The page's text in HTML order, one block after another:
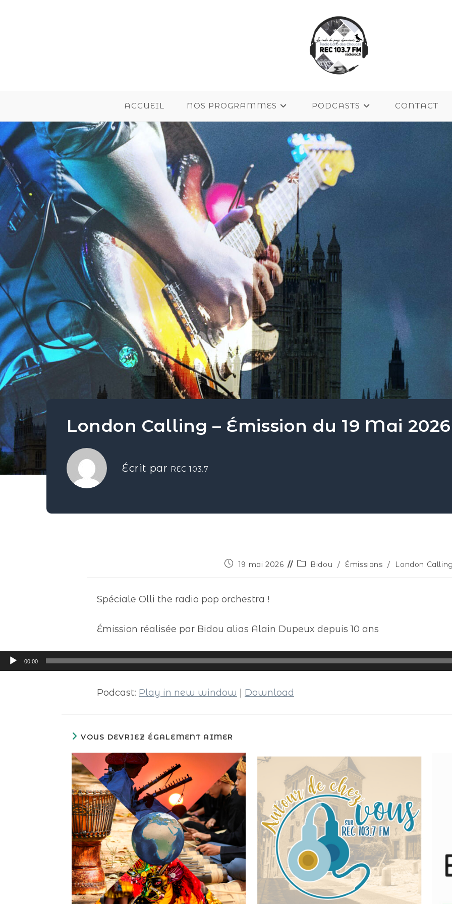
ACCUEIL NOS PROGRAMMES PODCASTS CONTACT
London Calling – Émission du 19 Mai 2026
Écrit par REC 103.7
19 mai 2026 Bidou / Émissions / London Calling
Spéciale Olli the radio pop orchestra !
Émission réalisée par Bidou alias Alain Dupeux depuis 10 ans
Lecteur
audio
00:00
Podcast: Play in new window Download
VOUS DEVRIEZ ÉGALEMENT AIMER